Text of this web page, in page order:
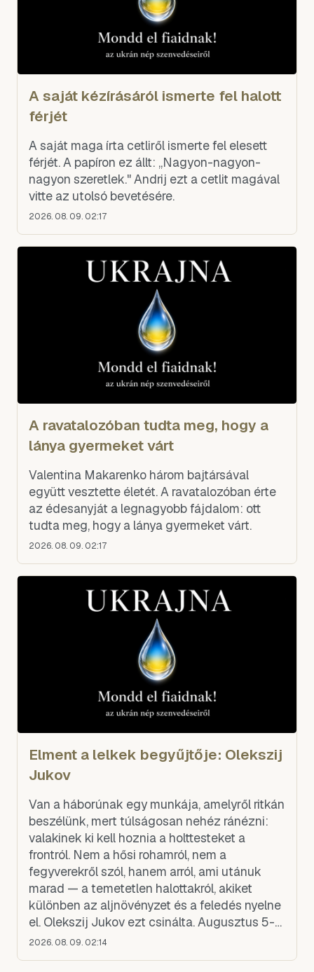
A saját kézírásáról ismerte fel halott
férjét
A saját maga írta cetliről ismerte fel elesett
férjét. A papíron ez állt: „Nagyon-nagyon-
nagyon szeretlek." Andrij ezt a cetlit magával
vitte az utolsó bevetésére.
2026. 08. 09. 02:17
A ravatalozóban tudta meg, hogy a
lánya gyermeket várt
Valentina Makarenko három bajtársával
együtt vesztette életét. A ravatalozóban érte
az édesanyját a legnagyobb fájdalom: ott
tudta meg, hogy a lánya gyermeket várt.
2026. 08. 09. 02:17
Elment a lelkek begyűjtője: Olekszij
Jukov
Van a háborúnak egy munkája, amelyről ritkán
beszélünk, mert túlságosan nehéz ránézni:
valakinek ki kell hoznia a holttesteket a
frontról. Nem a hősi rohamról, nem a
fegyverekről szól, hanem arról, ami utánuk
marad — a temetetlen halottakról, akiket
különben az aljnövényzet és a feledés nyelne
el. Olekszij Jukov ezt csinálta. Augusztus 5-
én, egy taposóaknára lépve, épp e munka
2026. 08. 09. 02:14